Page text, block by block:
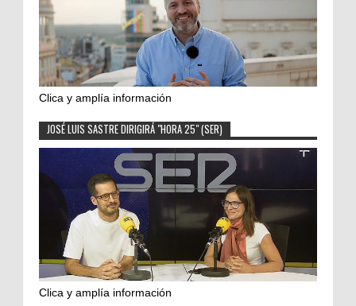
Clica y amplía información
JOSÉ LUIS SASTRE DIRIGIRÁ "HORA 25" (SER)
Clica y amplía información